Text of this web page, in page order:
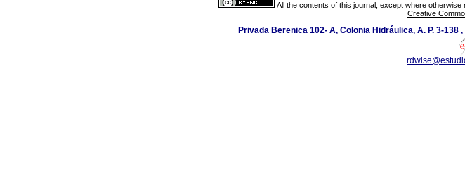
All the contents of this journal, except where otherwise
Creative
Privada Berenica 102- A, Colonia Hidráulica, A. P. 3-